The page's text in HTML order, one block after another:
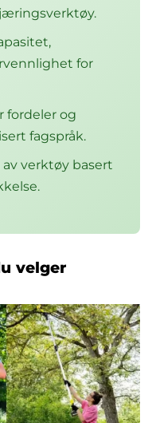
for
fordeler og
fagspråk.
verktøy basert
velger